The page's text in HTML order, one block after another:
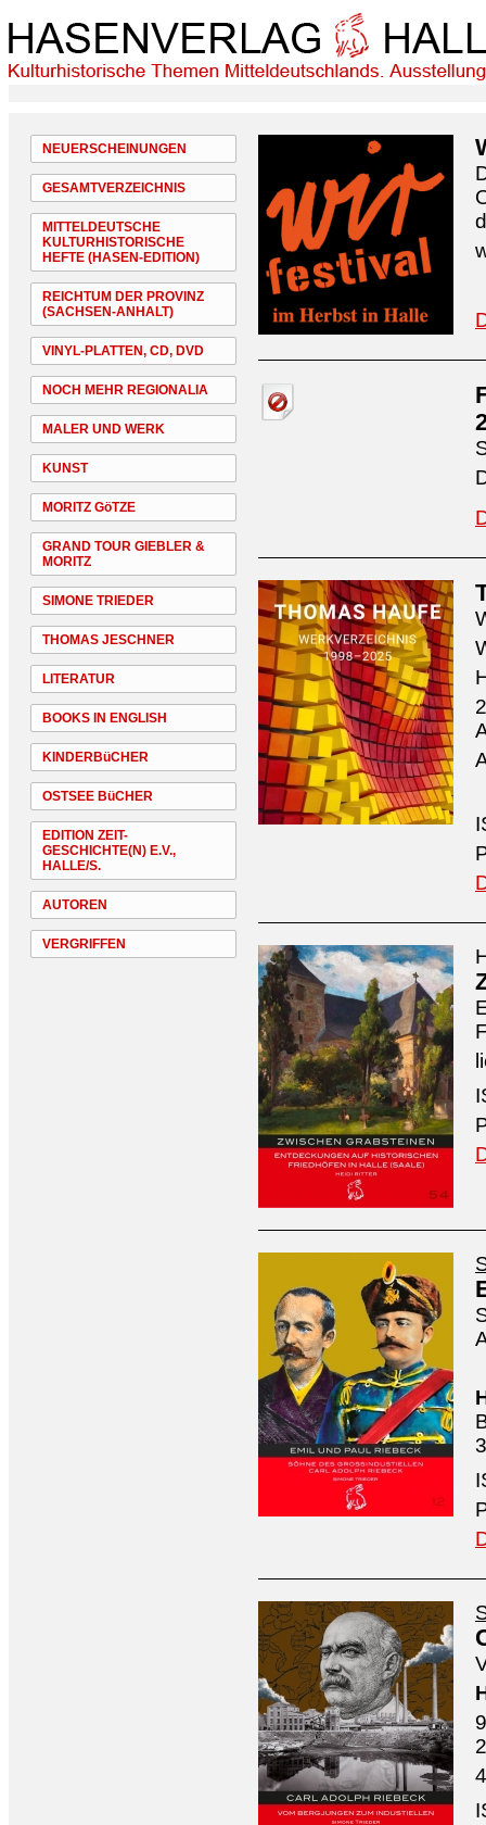
NEUERSCHEINUNGEN
GESAMTVERZEICHNIS
MITTELDEUTSCHE
KULTURHISTORISCHE
HEFTE (HASEN-EDITION)
REICHTUM DER PROVINZ
(SACHSEN-ANHALT)
VINYL-PLATTEN, CD, DVD
NOCH MEHR REGIONALIA
MALER UND WERK
KUNST
MORITZ GöTZE
GRAND TOUR GIEBLER &
MORITZ
SIMONE TRIEDER
THOMAS JESCHNER
LITERATUR
BOOKS IN ENGLISH
KINDERBüCHER
OSTSEE BüCHER
EDITION ZEIT-
GESCHICHTE(N) E.V.,
HALLE/S.
AUTOREN
VERGRIFFEN